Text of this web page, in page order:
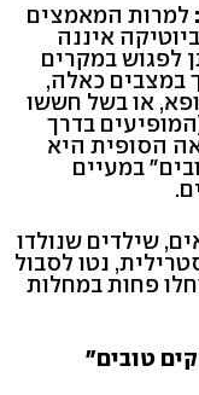
למרות המאמצים
איננה
לפגוש במקרים
במצבים כאלה,
או בשל חששו
בדרך
הסופית היא
במעיים
שילדים שנולדו
נטו לסבול
פחות במחלות
טובים"